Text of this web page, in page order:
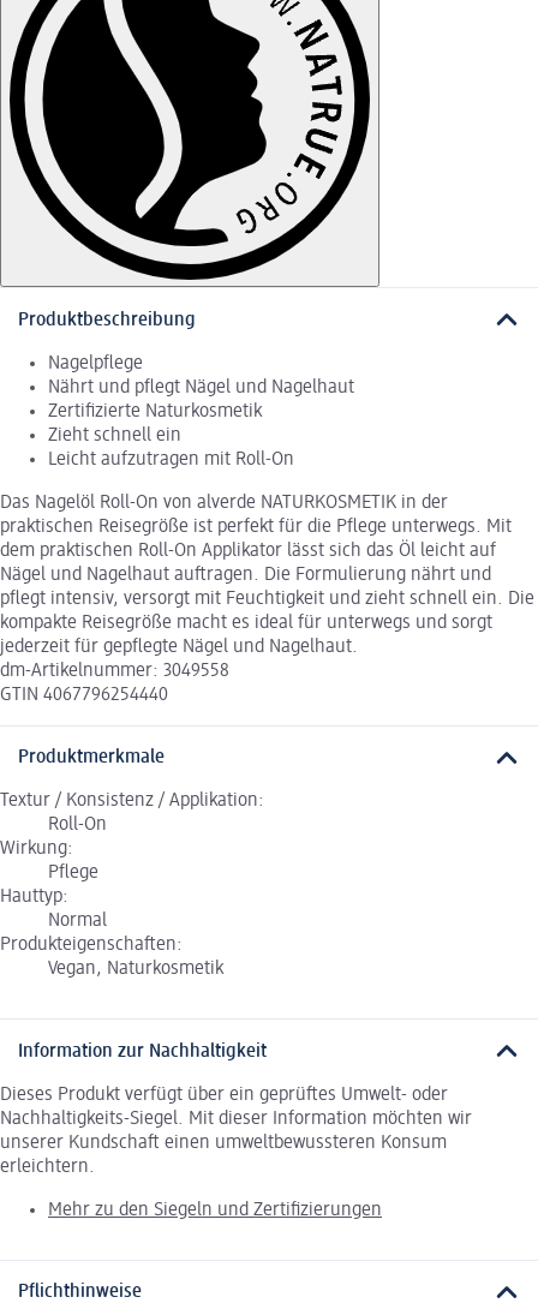
Produktbeschreibung
Nagelpflege
Nährt und pflegt Nägel und Nagelhaut
Zertifizierte Naturkosmetik
Zieht schnell ein
Leicht aufzutragen mit Roll-On
Das Nagelöl Roll-On von alverde NATURKOSMETIK in der
praktischen Reisegröße ist perfekt für die Pflege unterwegs. Mit
dem praktischen Roll-On Applikator lässt sich das Öl leicht auf
Nägel und Nagelhaut auftragen. Die Formulierung nährt und
pflegt intensiv, versorgt mit Feuchtigkeit und zieht schnell ein. Die
kompakte Reisegröße macht es ideal für unterwegs und sorgt
jederzeit für gepflegte Nägel und Nagelhaut.
dm-Artikelnummer: 3049558
GTIN 4067796254440
Produktmerkmale
Textur / Konsistenz / Applikation:
Roll-On
Wirkung:
Pflege
Hauttyp:
Normal
Produkteigenschaften:
Vegan, Naturkosmetik
Information zur Nachhaltigkeit
Dieses Produkt verfügt über ein geprüftes Umwelt- oder
Nachhaltigkeits-Siegel. Mit dieser Information möchten wir
unserer Kundschaft einen umweltbewussteren Konsum
erleichtern.
Mehr zu den Siegeln und Zertifizierungen
Pflichthinweise